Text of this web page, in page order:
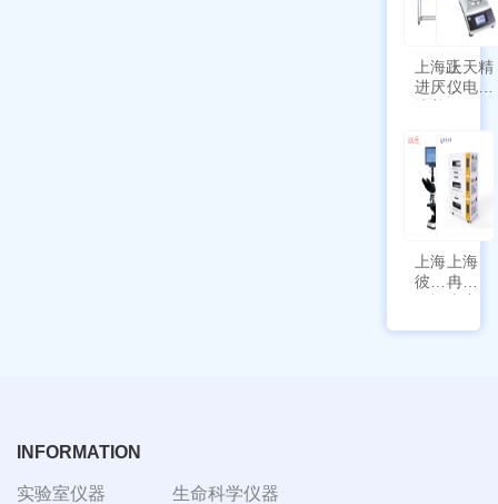
功能
上海跃
进厌氧
培养箱
III-T
上天精
仪电子
带审计
追踪功
能
上海
彼爱
姆视
上海
冉绘
大容
INFORMATION
实验室仪器
生命科学仪器